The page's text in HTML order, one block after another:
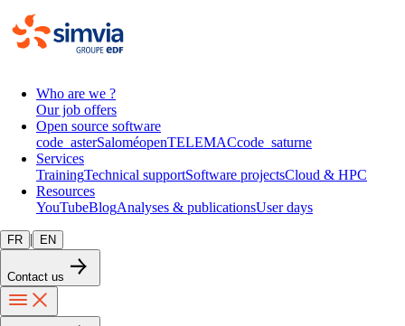
Who are we ?
Our job offers
Open source software
code_asterSaloméopenTELEMACcode_saturne
Services
TrainingTechnical supportSoftware projectsCloud & HPC
Resources
YouTubeBlogAnalyses & publicationsUser days
FR | EN
Contact us